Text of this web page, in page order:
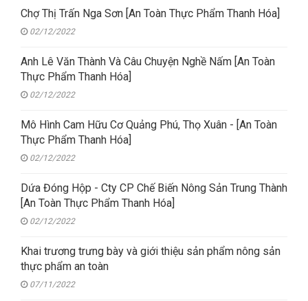
Chợ Thị Trấn Nga Sơn [An Toàn Thực Phẩm Thanh Hóa]
02/12/2022
Anh Lê Văn Thành Và Câu Chuyện Nghề Nấm [An Toàn
Thực Phẩm Thanh Hóa]
02/12/2022
Mô Hình Cam Hữu Cơ Quảng Phú, Thọ Xuân - [An Toàn
Thực Phẩm Thanh Hóa]
02/12/2022
Dứa Đóng Hộp - Cty CP Chế Biến Nông Sản Trung Thành
[An Toàn Thực Phẩm Thanh Hóa]
02/12/2022
Khai trương trưng bày và giới thiệu sản phẩm nông sản
thực phẩm an toàn
07/11/2022